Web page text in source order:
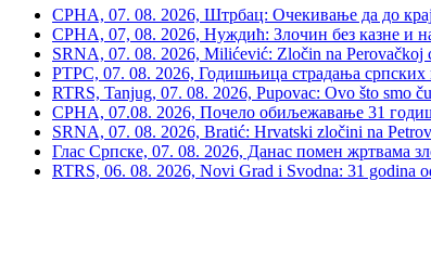
СРНА, 07. 08. 2026, Штрбац: Очекивање да до
СРНА, 07, 08. 2026, Нуждић: Злочин без казне и
SRNA, 07. 08. 2026, Milićević: Zločin na Perovačkoj
РТРС, 07. 08. 2026, Годишњица страдања српских
RTRS, Tanjug, 07. 08. 2026, Pupovac: Ovo što smo
СРНА, 07.08. 2026, Почело обиљежавање 31
SRNA, 07. 08. 2026, Bratić: Hrvatski zločini na
Глас Српске, 07. 08. 2026, Данас помен жртвама
RTRS, 06. 08. 2026, Novi Grad i Svodna: 31 godina